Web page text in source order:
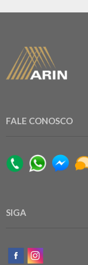
FALE CONOSCO
SIGA